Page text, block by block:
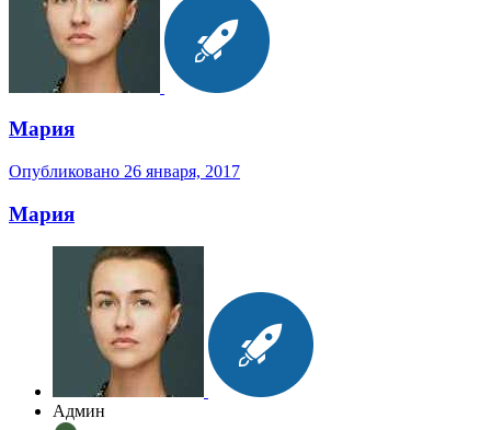
Мария
Опубликовано 26 января, 2017
Мария
Админ